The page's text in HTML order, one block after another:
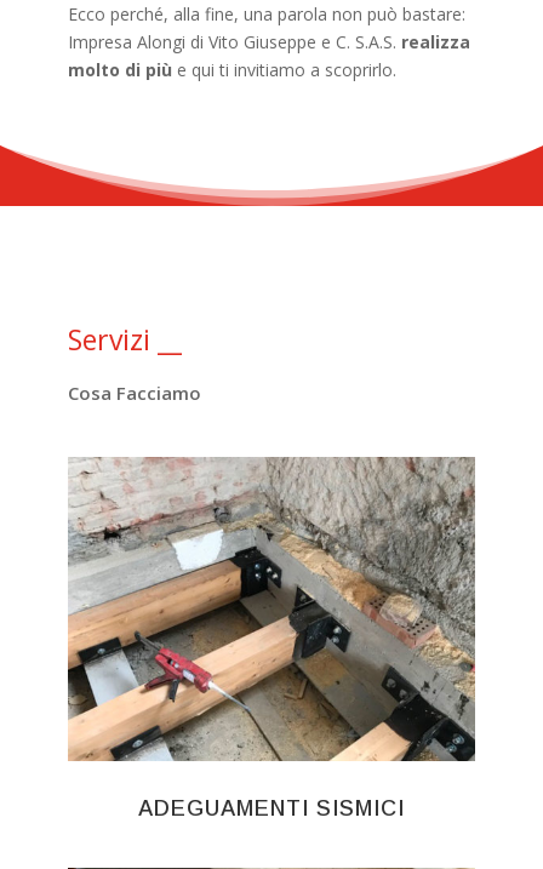
Ecco perché, alla fine, una parola non può bastare:
Impresa Alongi di Vito Giuseppe e C. S.A.S. realizza
molto di più e qui ti invitiamo a scoprirlo.
Servizi
Cosa Facciamo
ADEGUAMENTI SISMICI